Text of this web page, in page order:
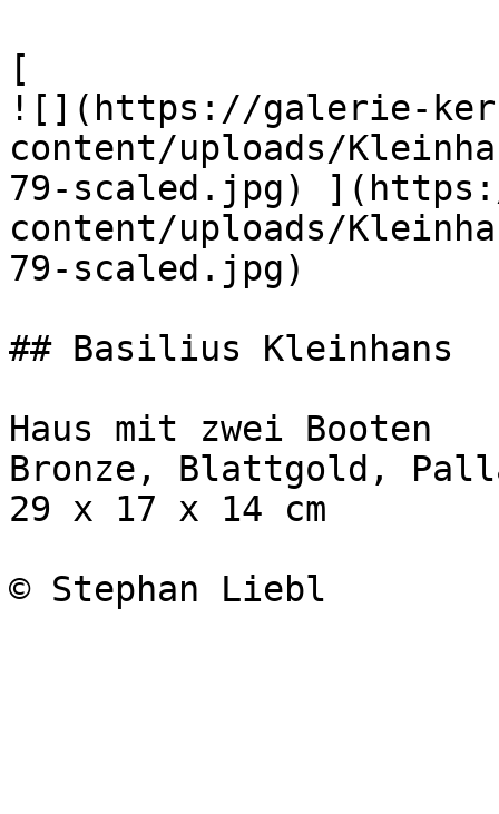
[
![](https://galerie-
content/uploads/
79-scaled.jpg)
content/uploads/
79-scaled.jpg)
## Basilius Kleinhans
Haus mit zwei Booten
Bronze, Blattgold,
29 x 17 x 14 cm
© Stephan Liebl